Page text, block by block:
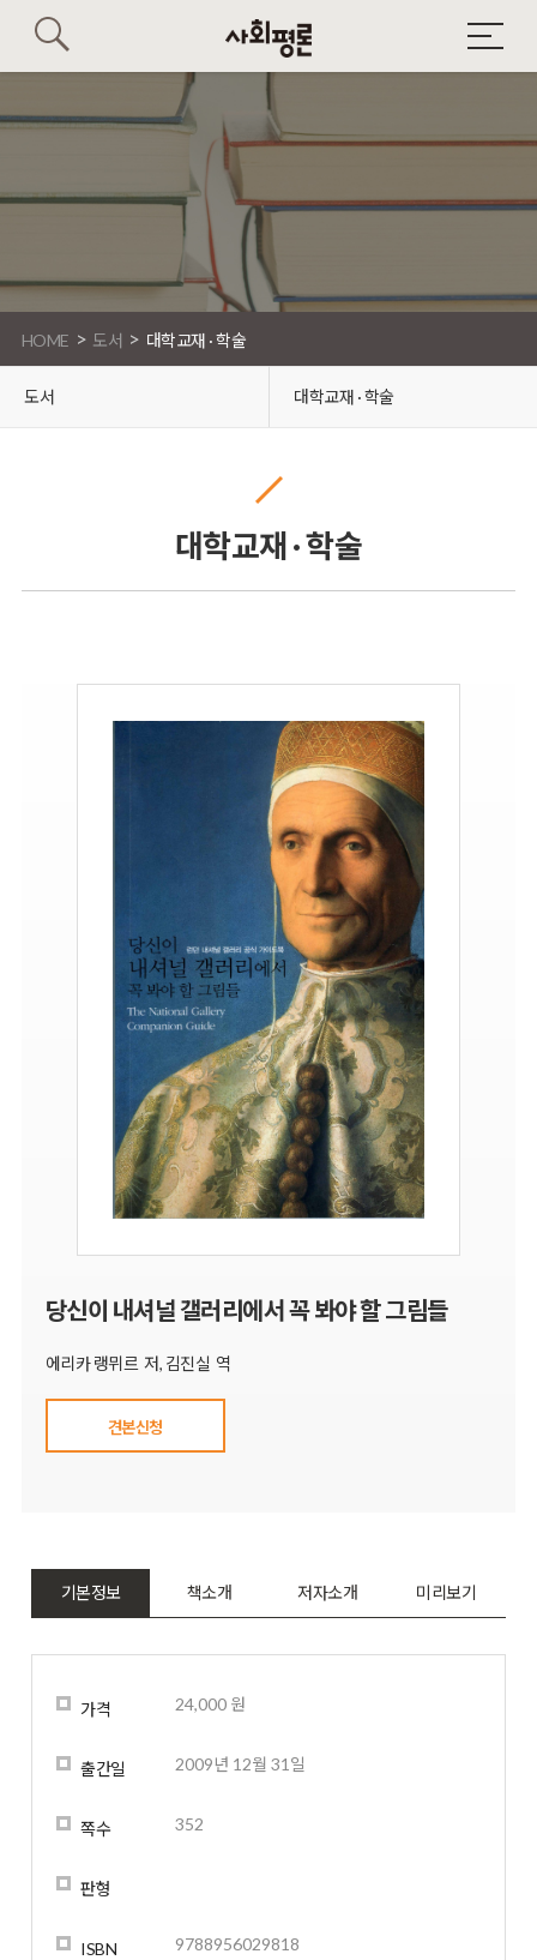
HOME > 도서 > 대학교재 · 학술
도서 대학교재 · 학술
대학교재 · 학술
당신이 내셔널 갤러리에서 꼭 봐야 할 그림들
에리카 랭뮈르 저, 김진실 역
견본신청
기본정보 책소개 저자소개 미리보기
가격 24,000 원
출간일 2009년 12월 31일
쪽수 352
판형
ISBN 9788956029818